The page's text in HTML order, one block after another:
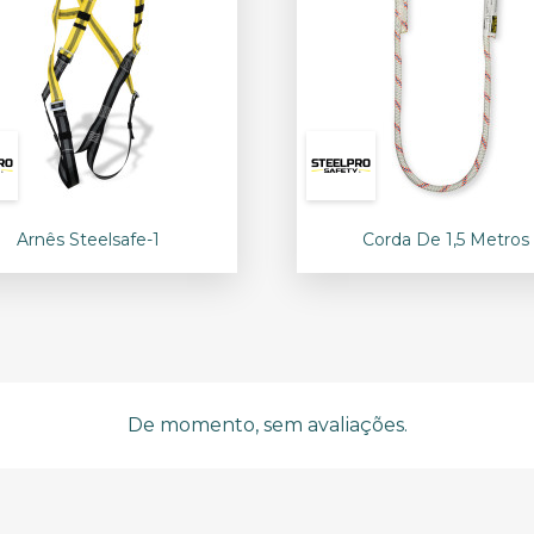
 Vista rápida
Arnês Steelsafe-1  Vista rápida
Corda De 1,5 Metros
De momento, sem avaliações.